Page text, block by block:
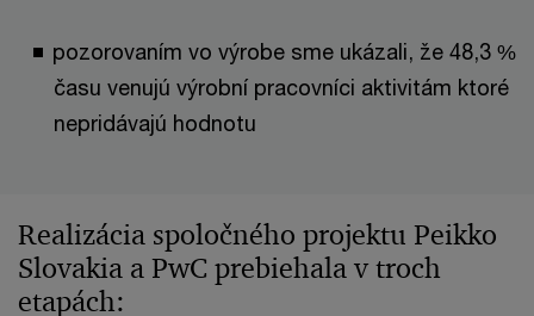
pozorovaním vo výrobe sme ukázali, že 48,3 %
času venujú výrobní pracovníci aktivitám ktoré
nepridávajú hodnotu
Realizácia spoločného projektu Peikko
Slovakia a PwC prebiehala v troch
etapách: